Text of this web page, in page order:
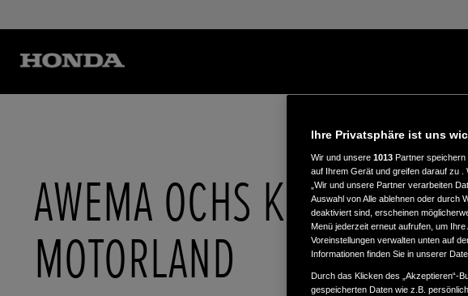
AWEMA OCHS KG
MOTORLAND
Ihre Privatsphäre ist uns
Wir und unsere 1013 Partner
auf Ihrem Gerät und greifen darauf zu .
„Wir und unsere Partner verarbeiten
Auswahl von Alle ablehnen oder durch
deaktiviert sind, erscheinen
Menü jederzeit erneut aufrufen, um
Voreinstellungen verwalten unten auf
Informationen finden Sie in unserer
Durch das Klicken des „Akzeptieren“-
gespeicherten Daten wie z.B.